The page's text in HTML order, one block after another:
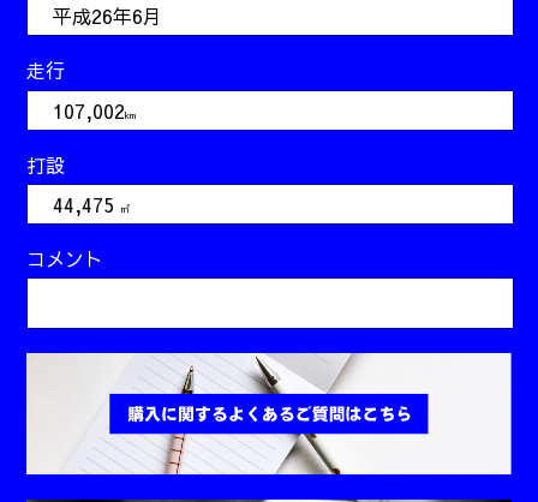
平成26年6月
走行
107,002km
打設
44,475
㎥
コメント